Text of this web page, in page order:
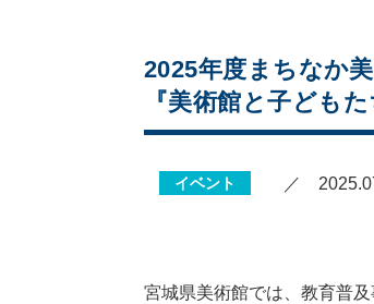
2025年度まちなか
『美術館と子ども
イベント ／
宮城県美術館では、教育普